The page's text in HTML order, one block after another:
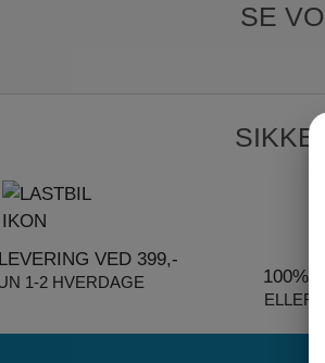
SE
VED 399,-
1-2 HVERDAGE 100%